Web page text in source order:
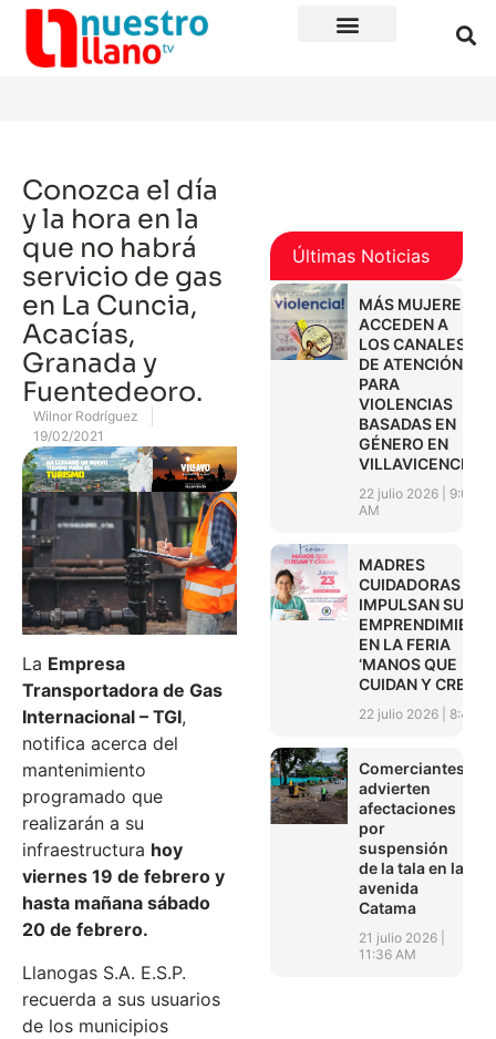
Conozca el día
y la hora en la
que no habrá
servicio de gas
en La Cuncia,
Acacías,
Granada y
Fuentedeoro.
Wilnor Rodríguez
19/02/2021
La Empresa
Transportadora de Gas
Internacional – TGI,
notifica acerca del
mantenimiento
programado que
realizarán a su
infraestructura hoy
viernes 19 de febrero y
hasta mañana sábado
20 de febrero.
Llanogas S.A. E.S.P.
recuerda a sus usuarios
de los municipios
Últimas Noticias
MÁS MUJERES
ACCEDEN A
LOS CANALES
DE ATENCIÓN
PARA
VIOLENCIAS
BASADAS EN
GÉNERO EN
VILLAVICENCIO
22 julio 2026
9:01
AM
MADRES
CUIDADORAS
IMPULSAN SUS
EN LA FERIA
‘MANOS QUE
CUIDAN Y CREAN’
22 julio 2026 8:45
Comerciantes
advierten
afectaciones
por
suspensión
de la tala en la
avenida
Catama
21 julio 2026
11:36 AM